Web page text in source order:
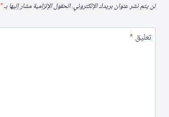
لن يتم نشر عنوان بريدك الإلكتروني.الحقول الإلزامية مشار إليها بـ*
تعليق*